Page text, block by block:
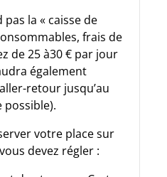
la « caisse de
frais de
de 25 à30 € par jour
également
retour jusqu’au
possible).
votre place sur
devez régler :